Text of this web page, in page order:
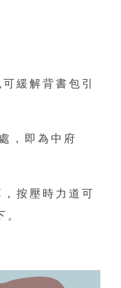
緩解背書包引
，即為中府
按壓時力道可